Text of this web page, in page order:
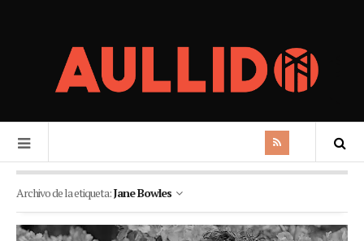
Archivo de la etiqueta:Jane Bowles